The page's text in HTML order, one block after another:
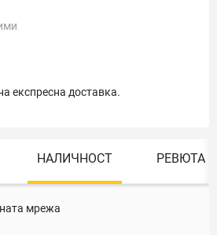
експресна доставка.
НАЛИЧНОСТ РЕВЮТА
мрежа